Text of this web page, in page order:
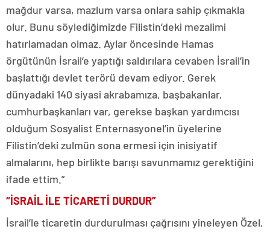
mağdur varsa, mazlum varsa onlara sahip çıkmakla
olur. Bunu söylediğimizde Filistin’deki mezalimi
hatırlamadan olmaz. Aylar öncesinde Hamas
örgütünün İsrail’e yaptığı saldırılara cevaben İsrail’in
başlattığı devlet terörü devam ediyor. Gerek
dünyadaki 140 siyasi akrabamıza, başbakanlar,
cumhurbaşkanları var, gerekse başkan yardımcısı
olduğum Sosyalist Enternasyonel’in üyelerine
Filistin’deki zulmün sona ermesi için inisiyatif
almalarını, hep birlikte barışı savunmamız gerektiğini
ifade ettim.”
“İSRAİL İLE TİCARETİ DURDUR”
İsrail’le ticaretin durdurulması çağrısını yineleyen Özel,